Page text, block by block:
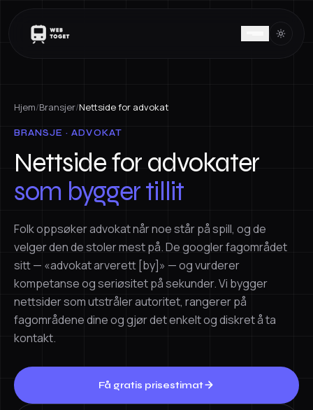
Hjem/Bransjer/Nettside for advokat
BRANSJE · ADVOKAT
Nettside for advokater
som bygger tillit
Folk oppsøker advokat når noe står på spill, og de
velger den de stoler mest på. De googler fagområdet
sitt — «advokat arverett [by]» — og vurderer
kompetanse og seriøsitet på sekunder. Vi bygger
nettsider som utstråler autoritet, rangerer på
fagområdene dine og gjør det enkelt og diskret å ta
kontakt.
Få gratis prisestimat